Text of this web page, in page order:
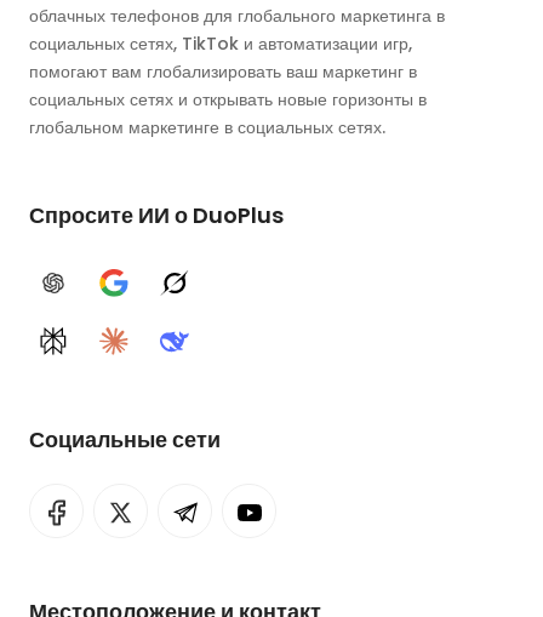
облачных телефонов для глобального маркетинга в
социальных сетях, TikTok и автоматизации игр,
помогают вам глобализировать ваш маркетинг в
социальных сетях и открывать новые горизонты в
глобальном маркетинге в социальных сетях.
Спросите ИИ о DuoPlus
ChatGPTGoogle AIGrok
PerplexityClaudeDeepSeek
Социальные сети